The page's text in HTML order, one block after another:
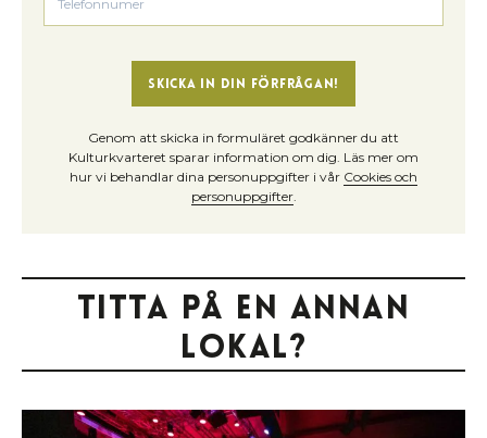
Skicka in din förfrågan!
Genom att skicka in formuläret godkänner du att
Kulturkvarteret sparar information om dig. Läs mer om
hur vi behandlar dina personuppgifter i vår Cookies och
personuppgifter.
Titta på en annan
lokal?